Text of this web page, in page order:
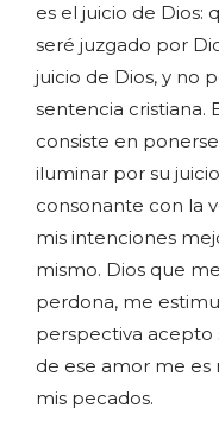
es el juicio de Dios:
seré juzgado por
juicio de Dios, y no
sentencia cristiana.
consiste en
iluminar por su
consonante con la
mis intenciones
mismo. Dios que
perdona, me
perspectiva acepto
de ese amor me es
mis pecados.